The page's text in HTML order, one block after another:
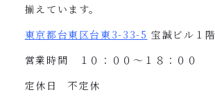
揃えています。
東京都台東区台東3-33-5 宝誠ビル１階
営業時間 １０：００〜１８：００
定休日 不定休